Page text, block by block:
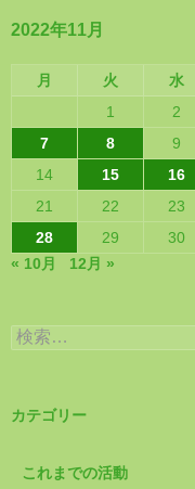
2022年11月
月 火 水
1
2
7
8 9
14
15 16
21
22 23
28
29
30
« 10月
12月 »
検
索:
カテゴリー
これまでの活動